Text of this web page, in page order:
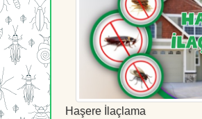
Haşere İlaçlama